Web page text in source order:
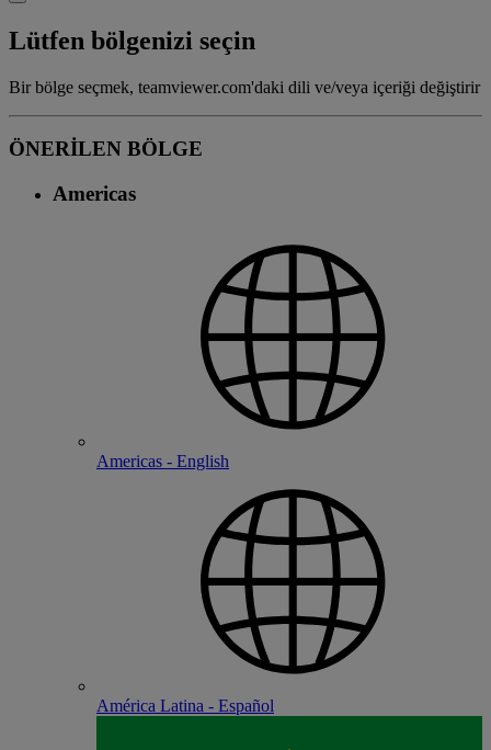
Lütfen bölgenizi seçin
Bir bölge seçmek, teamviewer.com'daki dili ve/veya içeriği değiştirir
ÖNERİLEN BÖLGE
Americas
Americas - English
América Latina - Español